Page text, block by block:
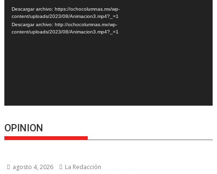
de
vídeo
Descargar archivo: https://ochocolumnas.mx/wp-
content/uploads/2023/08/Animacion3.mp4?_=1
Descargar archivo: http://ochocolumnas.mx/wp-
content/uploads/2023/08/Animacion3.mp4?_=1
OPINION
agosto 4, 2026 La Redacción